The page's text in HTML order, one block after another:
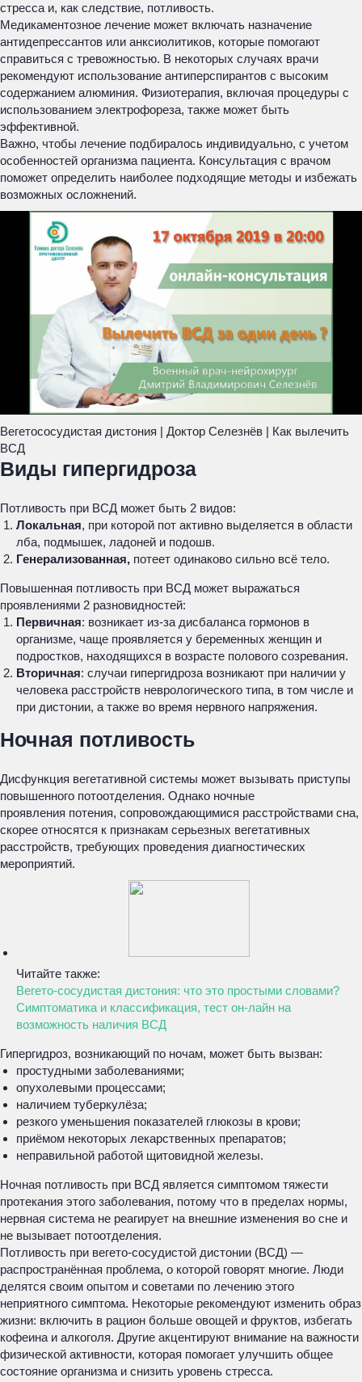
стресса и, как следствие, потливость.
Медикаментозное лечение может включать назначение
антидепрессантов или анксиолитиков, которые помогают
справиться с тревожностью. В некоторых случаях врачи
рекомендуют использование антиперспирантов с высоким
содержанием алюминия. Физиотерапия, включая процедуры с
использованием электрофореза, также может быть
эффективной.
Важно, чтобы лечение подбиралось индивидуально, с учетом
особенностей организма пациента. Консультация с врачом
поможет определить наиболее подходящие методы и избежать
возможных осложнений.
Вегетососудистая дистония | Доктор Селезнёв | Как вылечить
ВСД
Виды гипергидроза
Потливость при ВСД может быть 2 видов:
Локальная, при которой пот активно выделяется в области
лба, подмышек, ладоней и подошв.
Генерализованная, потеет одинаково сильно всё тело.
Повышенная потливость при ВСД может выражаться
проявлениями 2 разновидностей:
Первичная: возникает из-за дисбаланса гормонов в
организме, чаще проявляется у беременных женщин и
подростков, находящихся в возрасте полового созревания.
Вторичная: случаи гипергидроза возникают при наличии у
человека расстройств неврологического типа, в том числе и
при дистонии, а также во время нервного напряжения.
Ночная потливость
Дисфункция вегетативной системы может вызывать приступы
повышенного потоотделения. Однако ночные
проявления потения, сопровождающимися расстройствами сна,
скорее относятся к признакам серьезных вегетативных
расстройств, требующих проведения диагностических
мероприятий.
Читайте также:
Вегето-сосудистая дистония: что это простыми словами?
Симптоматика и классификация, тест он-лайн на
возможность наличия ВСД
Гипергидроз, возникающий по ночам, может быть вызван:
простудными заболеваниями;
опухолевыми процессами;
наличием туберкулёза;
резкого уменьшения показателей глюкозы в крови;
приёмом некоторых лекарственных препаратов;
неправильной работой щитовидной железы.
Ночная потливость при ВСД является симптомом тяжести
протекания этого заболевания, потому что в пределах нормы,
нервная система не реагирует на внешние изменения во сне и
не вызывает потоотделения.
Потливость при вегето-сосудистой дистонии (ВСД) —
распространённая проблема, о которой говорят многие. Люди
делятся своим опытом и советами по лечению этого
неприятного симптома. Некоторые рекомендуют изменить образ
жизни: включить в рацион больше овощей и фруктов, избегать
кофеина и алкоголя. Другие акцентируют внимание на важности
физической активности, которая помогает улучшить общее
состояние организма и снизить уровень стресса.